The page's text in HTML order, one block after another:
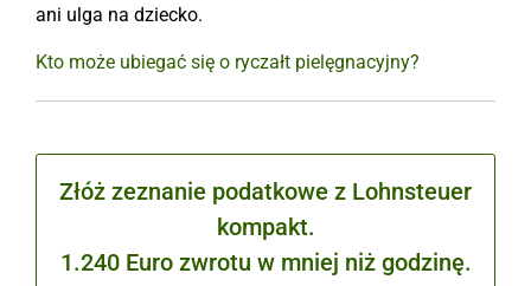
ani ulga na dziecko.
Kto może ubiegać się o ryczałt pielęgnacyjny?
Złóż zeznanie podatkowe z Lohnsteuer
kompakt.
1.240 Euro zwrotu w mniej niż godzinę.